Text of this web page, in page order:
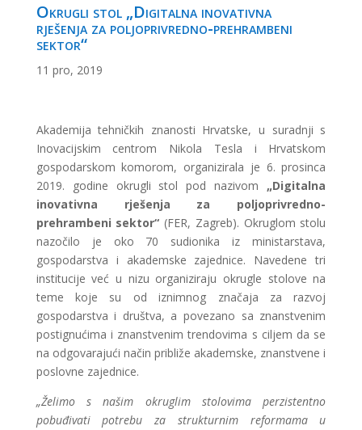
Okrugli stol „Digitalna inovativna
rješenja za poljoprivredno-prehrambeni
sektor“
11 pro, 2019
Akademija tehničkih znanosti Hrvatske, u suradnji s
Inovacijskim centrom Nikola Tesla i Hrvatskom
gospodarskom komorom, organizirala je 6. prosinca
2019. godine okrugli stol pod nazivom „Digitalna
inovativna rješenja za poljoprivredno-
prehrambeni sektor“ (FER, Zagreb). Okruglom stolu
nazočilo je oko 70 sudionika iz ministarstava,
gospodarstva i akademske zajednice. Navedene tri
institucije već u nizu organiziraju okrugle stolove na
teme koje su od iznimnog značaja za razvoj
gospodarstva i društva, a povezano sa znanstvenim
postignućima i znanstvenim trendovima s ciljem da se
na odgovarajući način približe akademske, znanstvene i
poslovne zajednice.
„Želimo s našim okruglim stolovima perzistentno
pobuđivati potrebu za strukturnim reformama u